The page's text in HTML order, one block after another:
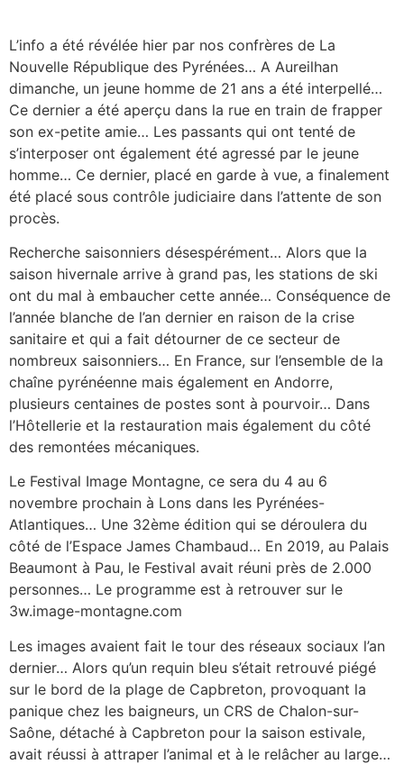
L’info a été révélée hier par nos confrères de La
Nouvelle République des Pyrénées… A Aureilhan
dimanche, un jeune homme de 21 ans a été interpellé…
Ce dernier a été aperçu dans la rue en train de frapper
son ex-petite amie… Les passants qui ont tenté de
s’interposer ont également été agressé par le jeune
homme… Ce dernier, placé en garde à vue, a finalement
été placé sous contrôle judiciaire dans l’attente de son
procès.
Recherche saisonniers désespérément… Alors que la
saison hivernale arrive à grand pas, les stations de ski
ont du mal à embaucher cette année… Conséquence de
l’année blanche de l’an dernier en raison de la crise
sanitaire et qui a fait détourner de ce secteur de
nombreux saisonniers… En France, sur l’ensemble de la
chaîne pyrénéenne mais également en Andorre,
plusieurs centaines de postes sont à pourvoir… Dans
l’Hôtellerie et la restauration mais également du côté
des remontées mécaniques.
Le Festival Image Montagne, ce sera du 4 au 6
novembre prochain à Lons dans les Pyrénées-
Atlantiques… Une 32ème édition qui se déroulera du
côté de l’Espace James Chambaud… En 2019, au Palais
Beaumont à Pau, le Festival avait réuni près de 2.000
personnes… Le programme est à retrouver sur le
3w.image-montagne.com
Les images avaient fait le tour des réseaux sociaux l’an
dernier… Alors qu’un requin bleu s’était retrouvé piégé
sur le bord de la plage de Capbreton, provoquant la
panique chez les baigneurs, un CRS de Chalon-sur-
Saône, détaché à Capbreton pour la saison estivale,
avait réussi à attraper l’animal et à le relâcher au large…